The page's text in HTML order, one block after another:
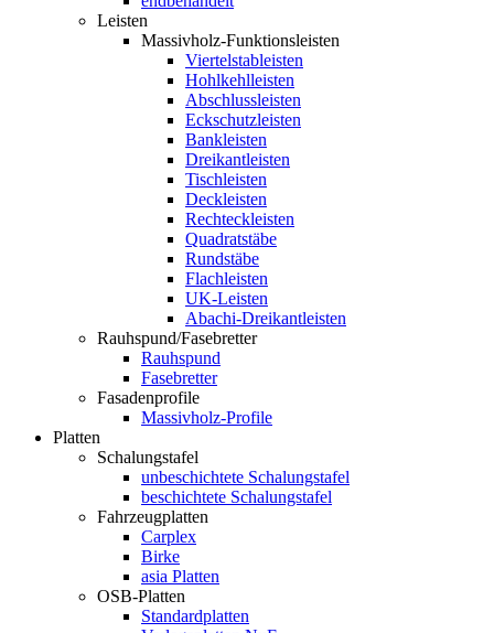
Leisten
Massivholz-Funktionsleisten
Viertelstableisten
Hohlkehlleisten
Abschlussleisten
Eckschutzleisten
Bankleisten
Dreikantleisten
Tischleisten
Deckleisten
Rechteckleisten
Quadratstäbe
Rundstäbe
Flachleisten
UK-Leisten
Abachi-Dreikantleisten
Rauhspund/Fasebretter
Rauhspund
Fasebretter
Fasadenprofile
Massivholz-Profile
Platten
Schalungstafel
unbeschichtete Schalungstafel
beschichtete Schalungstafel
Fahrzeugplatten
Carplex
Birke
asia Platten
OSB-Platten
Standardplatten